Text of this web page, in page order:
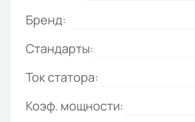
Бренд:
Стандарты:
Ток статора:
Коэф. мощности: